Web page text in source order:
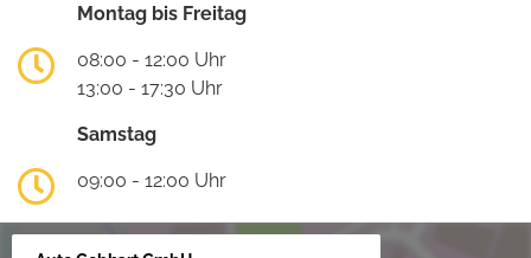
Montag bis Freitag
08:00 - 12:00 Uhr
13:00 - 17:30 Uhr
Samstag
09:00 - 12:00 Uhr